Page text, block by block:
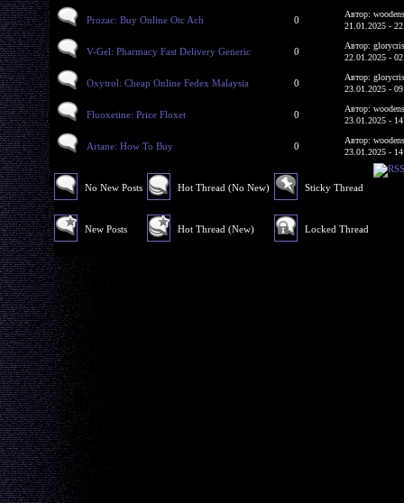
Prozac: Buy Online Otc Ach 0
Автор:
21.01.2025 -
V-Gel: Pharmacy Fast Delivery Generic 0
Автор:
22.01.2025 -
Oxytrol: Cheap Online Fedex Malaysia 0
Автор:
23.01.2025 -
Fluoxetine: Price Floxet 0
Автор:
23.01.2025 -
Artane: How To Buy 0
Автор:
23.01.2025 -
No New Posts
New Posts
Hot Thread (No New)
Hot Thread (New)
Sticky Thread
Locked Thread